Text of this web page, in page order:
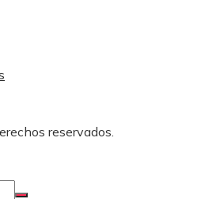
reservados.